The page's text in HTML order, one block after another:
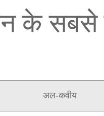
के सबसे
अल-कवीय